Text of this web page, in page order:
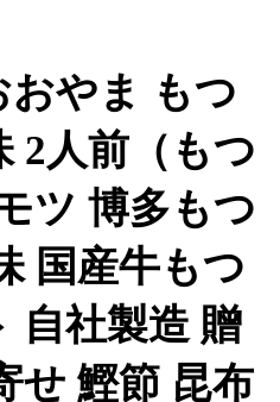
やま もつ
2人前（もつ
ツ 博多もつ
国産牛もつ
自社製造 贈
せ 鰹節 昆布